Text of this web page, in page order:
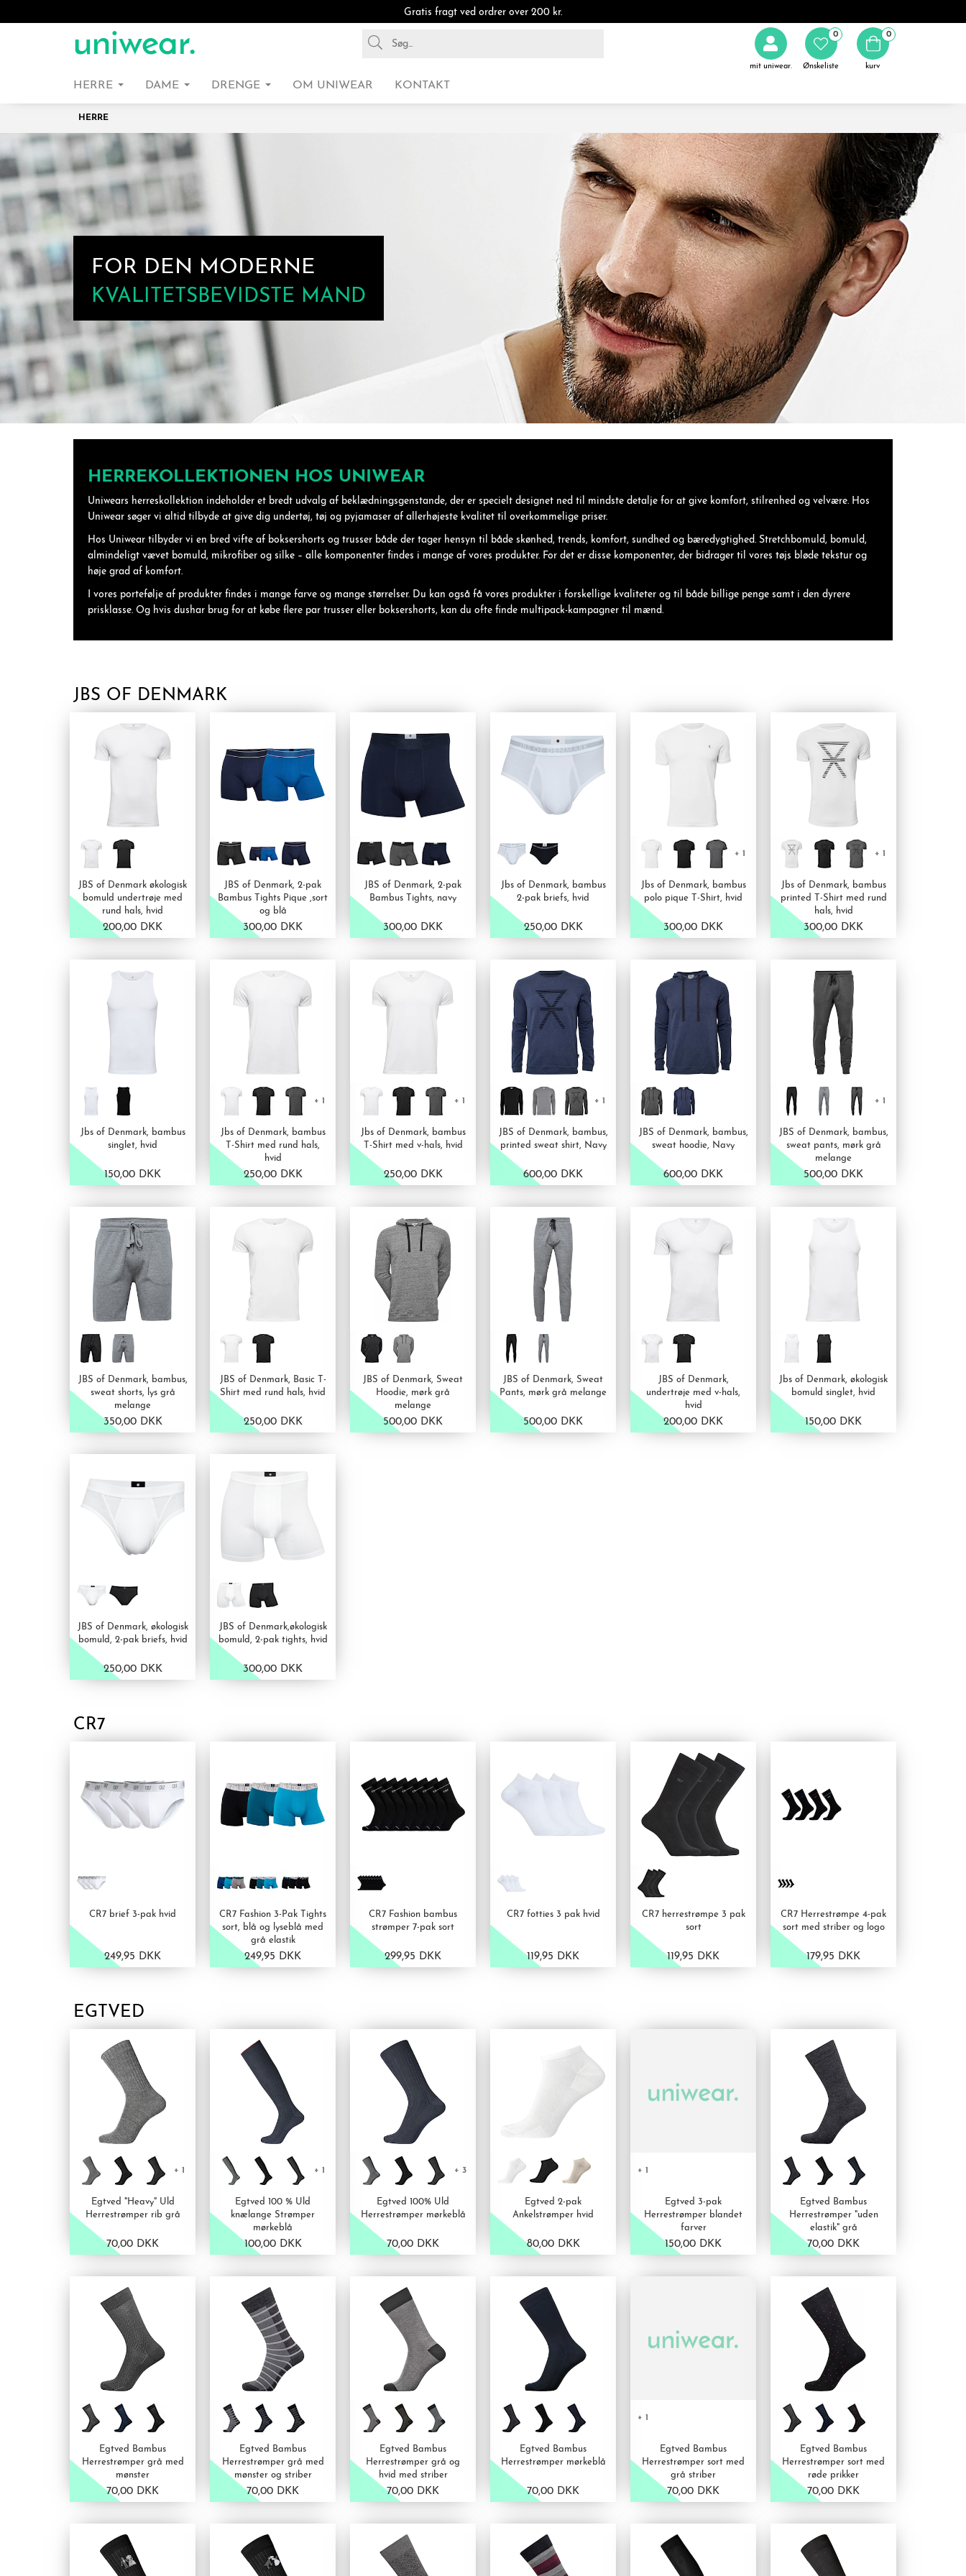
Gratis fragt ved ordrer over 200 kr.
mit uniwear. Ønskeliste
0 0
kurv
HERRE DAME DRENGE OM UNIWEAR KONTAKT
HERRE
FOR DEN MODERNE
KVALITETSBEVIDSTE MAND
HERREKOLLEKTIONEN HOS UNIWEAR
Uniwears herreskollektion indeholder et bredt udvalg af beklædningsgenstande, der er specielt designet ned til mindste detalje for at give komfort, stilrenhed og velvære. Hos
Uniwear søger vi altid tilbyde at give dig undertøj, tøj og pyjamaser af allerhøjeste kvalitet til overkommelige priser.
Hos Uniwear tilbyder vi en bred vifte af boksershorts og trusser både der tager hensyn til både skønhed, trends, komfort, sundhed og bæredygtighed. Stretchbomuld, bomuld,
almindeligt vævet bomuld, mikrofiber og silke – alle komponenter findes i mange af vores produkter. For det er disse komponenter, der bidrager til vores tøjs bløde tekstur og
høje grad af komfort.
I vores portefølje af produkter findes i mange farve og mange størrelser. Du kan også få vores produkter i forskellige kvaliteter og til både billige penge samt i den dyrere
prisklasse. Og hvis dushar brug for at købe flere par trusser eller boksershorts, kan du ofte finde multipack-kampagner til mænd.
JBS OF DENMARK
JBS of Denmark økologisk
bomuld undertrøje med
rund hals, hvid
200,00 DKK
JBS of Denmark, 2-pak
Bambus Tights Pique ,sort
og blå
300,00 DKK
JBS of Denmark, 2-pak
Bambus Tights, navy
300,00 DKK
Jbs of Denmark, bambus
2-pak briefs, hvid
250,00 DKK
+ 1
Jbs of Denmark, bambus
polo pique T-Shirt, hvid
300,00 DKK
+ 1
Jbs of Denmark, bambus
printed T-Shirt med rund
hals, hvid
300,00 DKK
Jbs of Denmark, bambus
singlet, hvid
150,00 DKK
+ 1
Jbs of Denmark, bambus
T-Shirt med rund hals,
hvid
250,00 DKK
+ 1
Jbs of Denmark, bambus
T-Shirt med v-hals, hvid
250,00 DKK
+ 1
JBS of Denmark, bambus,
printed sweat shirt, Navy
600,00 DKK
JBS of Denmark, bambus,
sweat hoodie, Navy
600,00 DKK
+ 1
JBS of Denmark, bambus,
sweat pants, mørk grå
melange
500,00 DKK
JBS of Denmark, bambus,
sweat shorts, lys grå
melange
350,00 DKK
JBS of Denmark, Basic T-
Shirt med rund hals, hvid
250,00 DKK
JBS of Denmark, Sweat
Hoodie, mørk grå
melange
500,00 DKK
JBS of Denmark, Sweat
Pants, mørk grå melange
500,00 DKK
JBS of Denmark,
undertrøje med v-hals,
hvid
200,00 DKK
Jbs of Denmark, økologisk
bomuld singlet, hvid
150,00 DKK
JBS of Denmark, økologisk
bomuld, 2-pak briefs, hvid
250,00 DKK
JBS of Denmark,økologisk
bomuld, 2-pak tights, hvid
300,00 DKK
CR7
CR7 brief 3-pak hvid
249,95 DKK
CR7 Fashion 3-Pak Tights
sort, blå og lyseblå med
grå elastik
249,95 DKK
CR7 Fashion bambus
strømper 7-pak sort
299,95 DKK
CR7 fotties 3 pak hvid
119,95 DKK
CR7 herrestrømpe 3 pak
sort
119,95 DKK
CR7 Herrestrømpe 4-pak
sort med striber og logo
179,95 DKK
EGTVED
+ 1
Egtved "Heavy" Uld
Herrestrømper rib grå
70,00 DKK
+ 1
Egtved 100 % Uld
knælange Strømper
mørkeblå
100,00 DKK
+ 3
Egtved 100% Uld
Herrestrømper mørkeblå
70,00 DKK
Egtved 2-pak
Ankelstrømper hvid
80,00 DKK
+ 1
Egtved 3-pak
Herrestrømper blandet
farver
150,00 DKK
Egtved Bambus
Herrestrømper "uden
elastik" grå
70,00 DKK
Egtved Bambus
Herrestrømper grå med
mønster
70,00 DKK
Egtved Bambus
Herrestrømper grå med
mønster og striber
70,00 DKK
Egtved Bambus
Herrestrømper grå og
hvid med striber
70,00 DKK
Egtved Bambus
Herrestrømper mørkeblå
70,00 DKK
+ 1
Egtved Bambus
Herrestrømper sort med
grå striber
70,00 DKK
Egtved Bambus
Herrestrømper sort med
røde prikker
70,00 DKK